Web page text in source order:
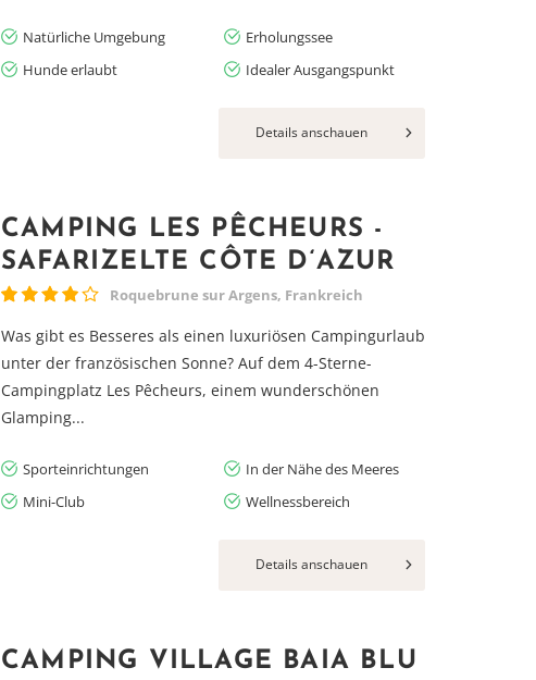
Natürliche Umgebung
Erholungssee
Hunde erlaubt
Idealer Ausgangspunkt
Details anschauen
CAMPING LES PÊCHEURS -
SAFARIZELTE CÔTE D‘AZUR
Roquebrune sur Argens, Frankreich
Was gibt es Besseres als einen luxuriösen Campingurlaub
unter der französischen Sonne? Auf dem 4-Sterne-
Campingplatz Les Pêcheurs, einem wunderschönen
Glamping...
Sporteinrichtungen
In der Nähe des Meeres
Mini-Club
Wellnessbereich
Details anschauen
CAMPING VILLAGE BAIA BLU